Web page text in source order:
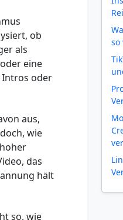
ob
als
eine
Intros oder
aus,
wie
das
hält
so, wie
so